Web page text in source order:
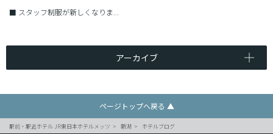
■ スタッフ制服が新しくなりま...
アーカイブ
ページトップへ戻る ▲
駅前・駅近ホテル JR東日本ホテルメッツ 新潟 ホテルブログ